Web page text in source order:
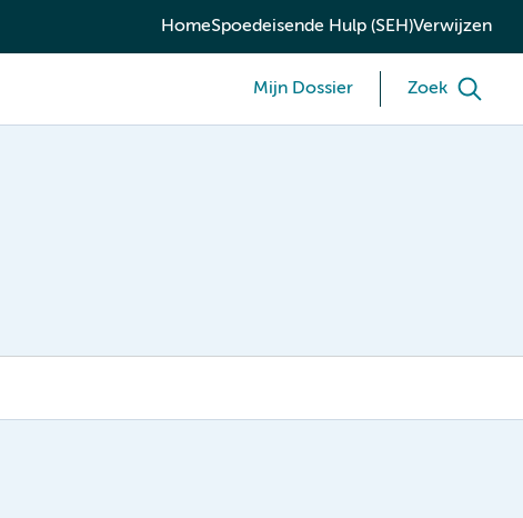
HomeSpoedeisende Hulp (SEH)Verwijzen
Mijn Dossier Zoek